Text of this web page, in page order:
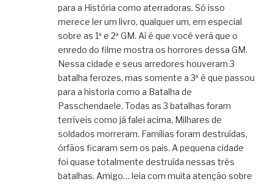
para a História como aterradoras. Só isso
merece ler um livro, qualquer um, em especial
sobre as 1ª e 2ª GM. Aí é que você verá que o
enredo do filme mostra os horrores dessa GM.
Nessa cidade e seus arredores houveram 3
batalha ferozes, mas somente a 3ª é que passou
para a historia como a Batalha de
Passchendaele. Todas as 3 batalhas foram
terríveis como já falei acima, Milhares de
soldados morreram. Famílias foram destruídas,
órfãos ficaram sem os pais. A pequena cidade
foi quase totalmente destruída nessas três
batalhas. Amigo… leia com muita atenção sobre